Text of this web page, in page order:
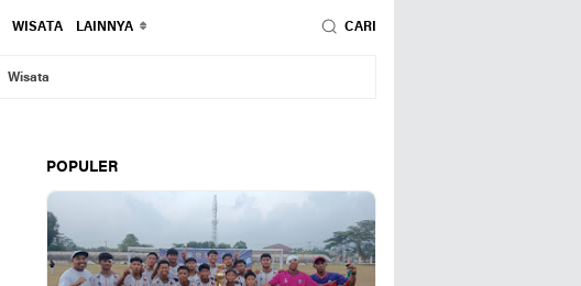
WISATA LAINNYA CARI
Wisata
POPULER